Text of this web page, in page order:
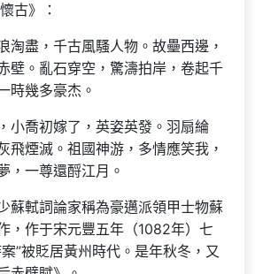
古》：
淘盡，千古風騷人物。故壘西邊，
壁。亂石穿空，驚濤拍岸，卷起千
時幾多豪杰。
小喬初嫁了，英姿英發。羽扇綸
飛煙滅。祖國神游，多情應笑我，
，一尊還酹江月。
蘇軾詞論家稱為豪邁派領甲士物蘇
，作于宋元豐五年（1082年）七
”被貶居黃州時代。是年秋冬，又